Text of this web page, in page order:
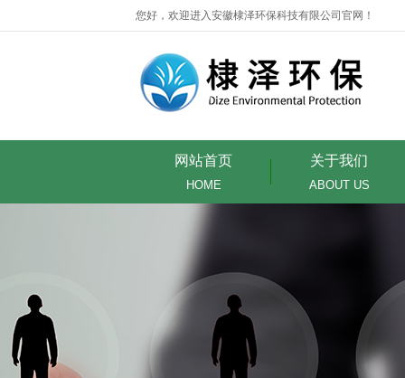
您好，欢迎进入安徽棣泽环保科技有限公司官网！
网站首页
HOME
关于我们
ABOUT US